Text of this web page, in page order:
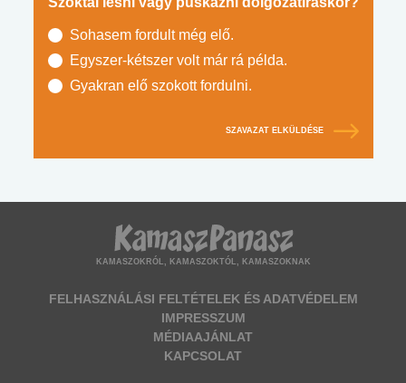
Sohasem fordult még elő.
Egyszer-kétszer volt már rá példa.
Gyakran elő szokott fordulni.
SZAVAZAT ELKÜLDÉSE
KAMASZOKRÓL, KAMASZOKTÓL, KAMASZOKNAK
FELHASZNÁLÁSI FELTÉTELEK ÉS ADATVÉDELEM
IMPRESSZUM
MÉDIAAJÁNLAT
KAPCSOLAT